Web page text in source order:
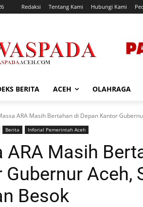
Redaksi Tentang Kami Hubungi Kami
BERITA ACEH OLAHRAGA
ARA Masih Bertahan di Depan Kantor
Berita Inforial Pemerintah Aceh
ARA Masih
Gubernur Aceh,
Besok